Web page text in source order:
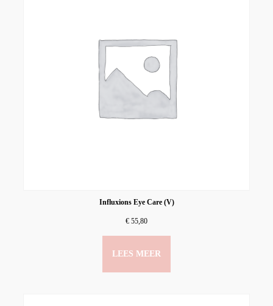
Influxions Eye Care (V)
€ 55,80
LEES MEER